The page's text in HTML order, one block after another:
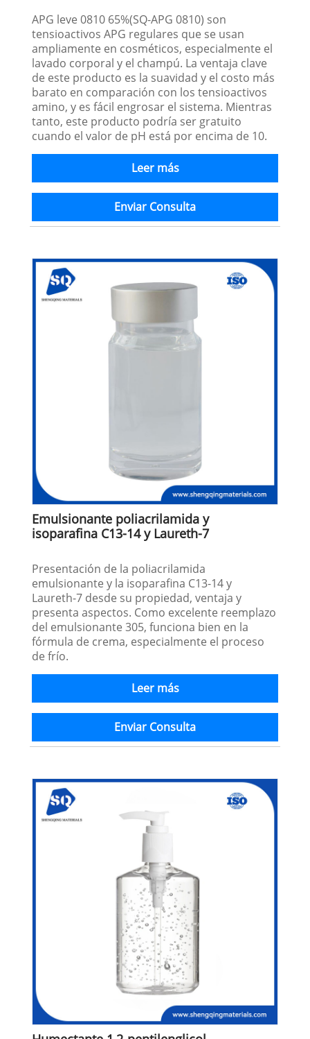
APG leve 0810 65%(SQ-APG 0810) son
tensioactivos APG regulares que se usan
ampliamente en cosméticos, especialmente el
lavado corporal y el champú. La ventaja clave
de este producto es la suavidad y el costo más
barato en comparación con los tensioactivos
amino, y es fácil engrosar el sistema. Mientras
tanto, este producto podría ser gratuito
cuando el valor de pH está por encima de 10.
Leer más
Enviar Consulta
Emulsionante poliacrilamida y
isoparafina C13-14 y Laureth-7
Presentación de la poliacrilamida
emulsionante y la isoparafina C13-14 y
Laureth-7 desde su propiedad, ventaja y
presenta aspectos. Como excelente reemplazo
del emulsionante 305, funciona bien en la
fórmula de crema, especialmente el proceso
de frío.
Leer más
Enviar Consulta